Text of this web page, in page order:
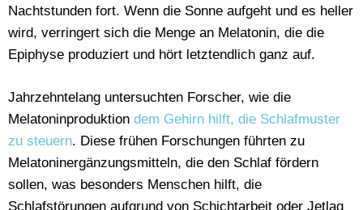
Nachtstunden fort. Wenn die Sonne aufgeht und es heller
wird, verringert sich die Menge an Melatonin, die die
Epiphyse produziert und hört letztendlich ganz auf.
Jahrzehntelang untersuchten Forscher, wie die
Melatoninproduktion dem Gehirn hilft, die Schlafmuster
zu steuern. Diese frühen Forschungen führten zu
Melatoninergänzungsmitteln, die den Schlaf fördern
sollen, was besonders Menschen hilft, die
Schlafstörungen aufgrund von Schichtarbeit oder Jetlag